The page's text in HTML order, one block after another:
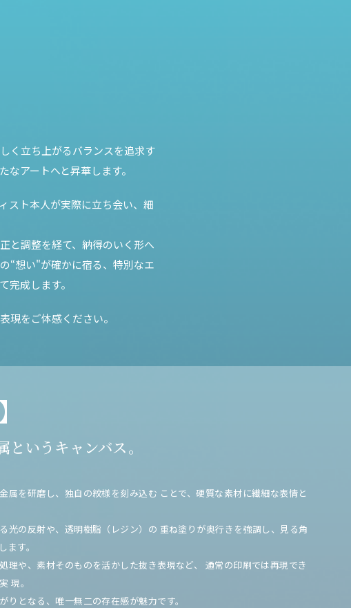
く立ち上がるバランスを追求す
なアートへと昇華します。
スト本人が実際に立ち会い、 細
と調整を経て、納得のいく形へ
“想い"が確かに宿る、特別なエ
完成します。
現をご体感ください。
というキャンバス。
属を研磨し、独自の紋様を刻み込む ことで、硬質な素材に繊細な表情と
光の反射や、透明樹脂（レジン）の 重ね塗りが奥行きを強調し、見る角
ます。
理や、素材そのものを活かした抜き表現など、
通常の印刷では再現でき
現。
りとなる、唯一無二の存在感が魅力です。